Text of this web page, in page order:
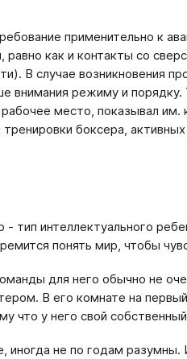
применительно к
как и контакты со
В случае возникновения
внимания режиму и
место, показывал
боксера,
интеллектуального
понять мир, чтобы
для него обычно не
В его комнате на первый
что у него свой
не по годам разумны.